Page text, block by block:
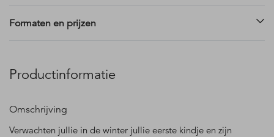
Formaten en prijzen
Productinformatie
Omschrijving
Verwachten jullie in de winter jullie eerste kindje en zijn